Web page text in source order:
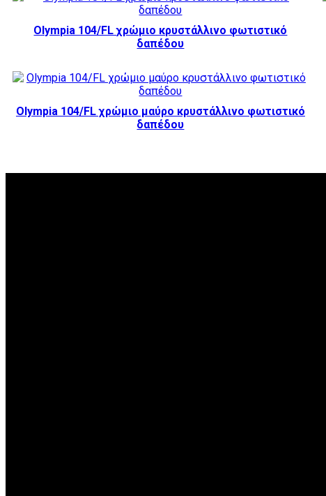
Olympia 104/FL χρώμιο κρυστάλλινο φωτιστικό
δαπέδου
Olympia 104/FL χρώμιο μαύρο κρυστάλλινο φωτιστικό
δαπέδου